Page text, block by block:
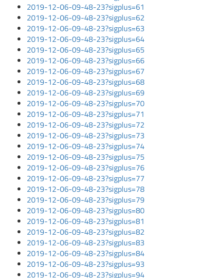
2019-12-06-09-48-23?sigplus=61
2019-12-06-09-48-23?sigplus=62
2019-12-06-09-48-23?sigplus=63
2019-12-06-09-48-23?sigplus=64
2019-12-06-09-48-23?sigplus=65
2019-12-06-09-48-23?sigplus=66
2019-12-06-09-48-23?sigplus=67
2019-12-06-09-48-23?sigplus=68
2019-12-06-09-48-23?sigplus=69
2019-12-06-09-48-23?sigplus=70
2019-12-06-09-48-23?sigplus=71
2019-12-06-09-48-23?sigplus=72
2019-12-06-09-48-23?sigplus=73
2019-12-06-09-48-23?sigplus=74
2019-12-06-09-48-23?sigplus=75
2019-12-06-09-48-23?sigplus=76
2019-12-06-09-48-23?sigplus=77
2019-12-06-09-48-23?sigplus=78
2019-12-06-09-48-23?sigplus=79
2019-12-06-09-48-23?sigplus=80
2019-12-06-09-48-23?sigplus=81
2019-12-06-09-48-23?sigplus=82
2019-12-06-09-48-23?sigplus=83
2019-12-06-09-48-23?sigplus=84
2019-12-06-09-48-23?sigplus=93
2019-12-06-09-48-23?sigplus=94